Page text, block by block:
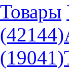
Товары
(42144)
(19041)